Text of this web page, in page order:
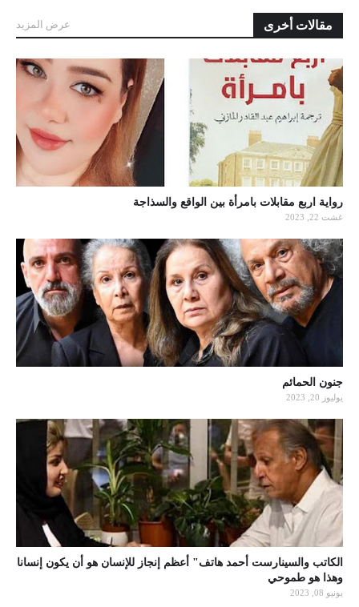
مقالات أخرى عرض المزيد
رواية اربع مقابلات بامرأة بين الواقع والسذاجة
غشت 22, 2023
جنون الحمائم
يوليوز 20, 2023
الكاتب والسينارست أحمد هاتف" أعظم إنجاز للإنسان هو أن يكون إنسانا
وهذا هو طموحي
يونيو 08, 2023